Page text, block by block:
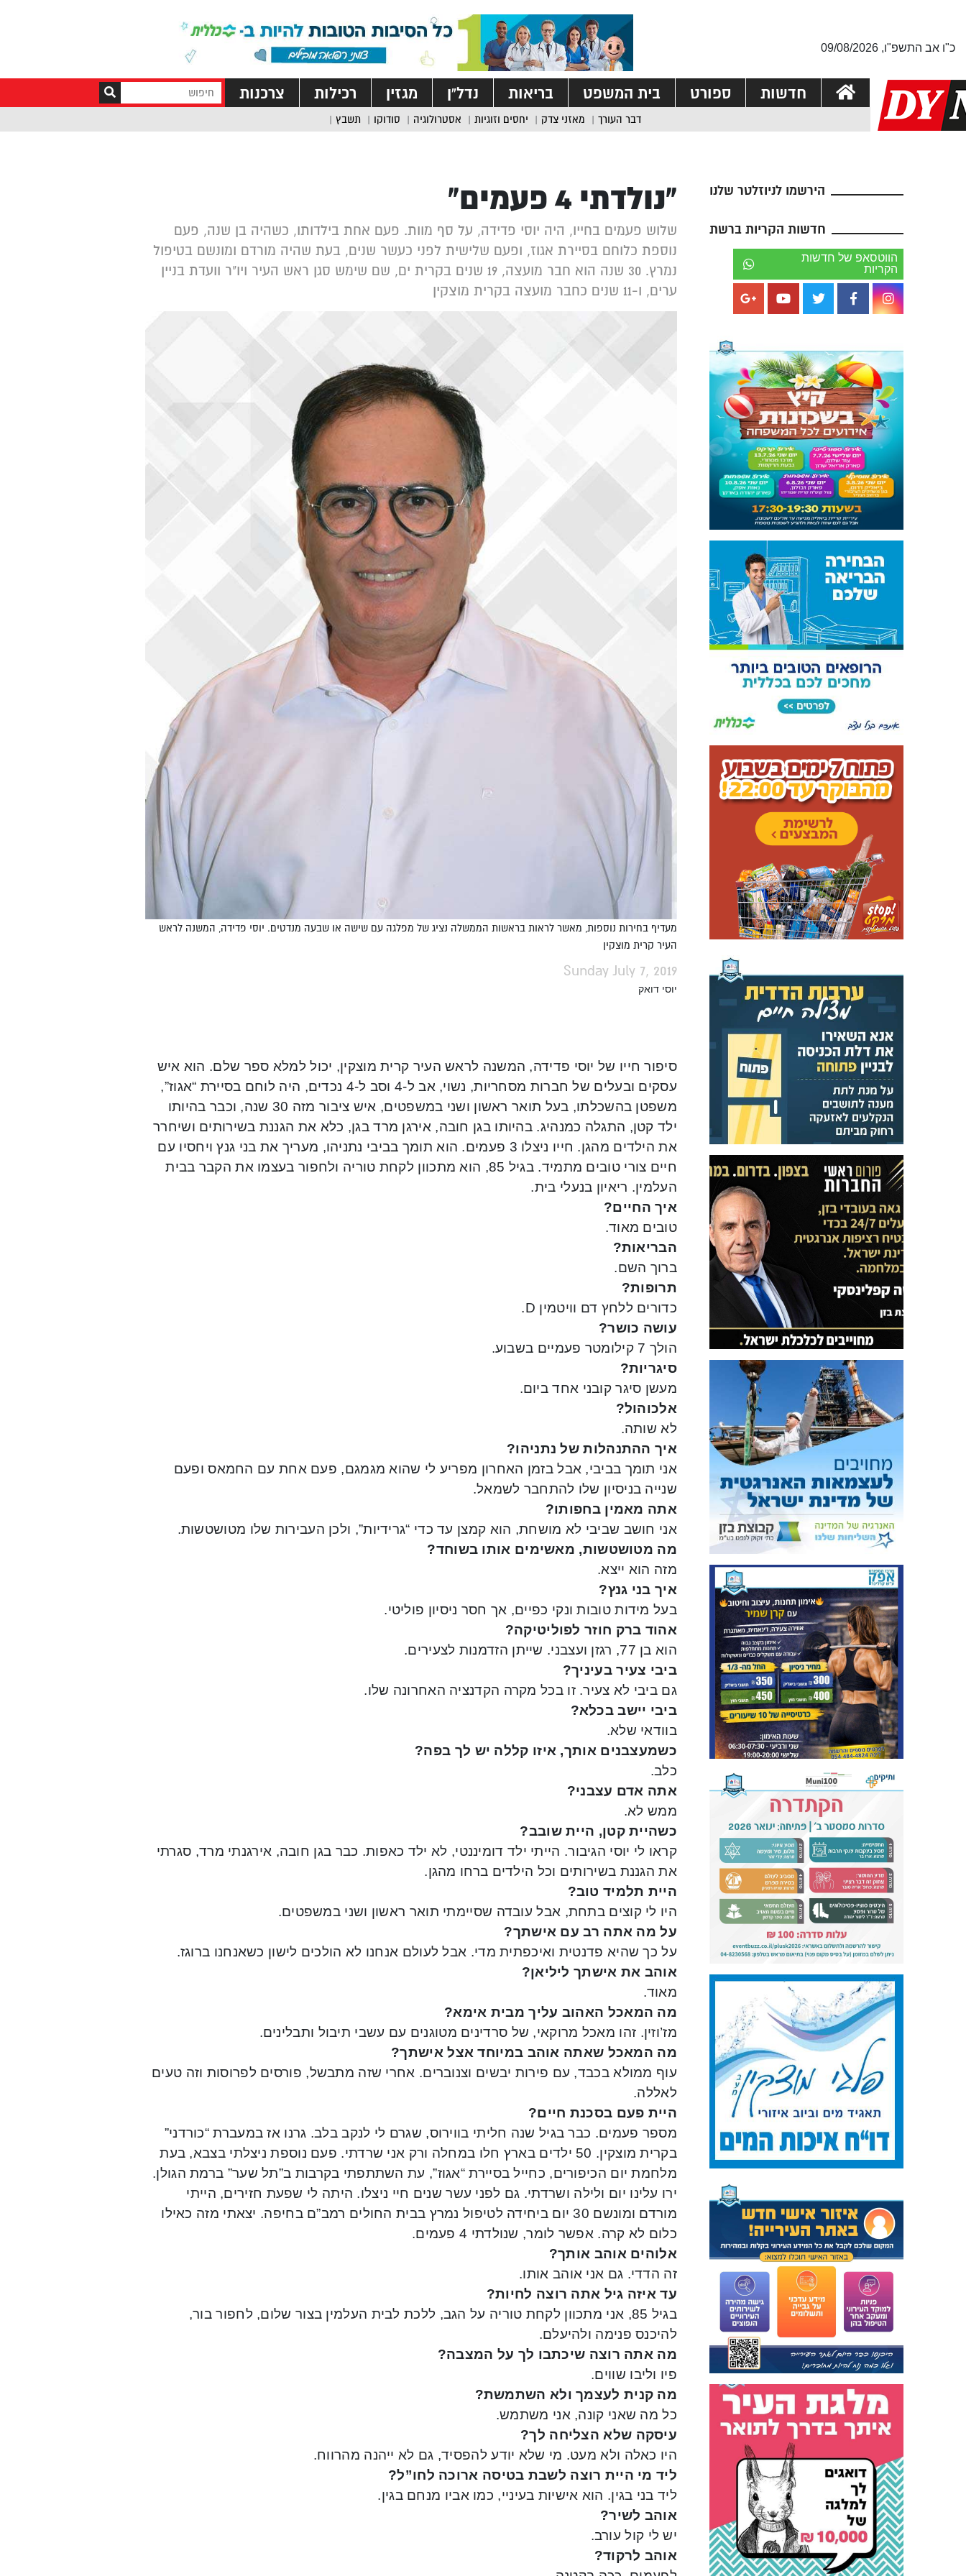
כ"ו אב התשפ"ו, 09/08/2026
חדשות ספורט בית המשפט בריאות נדל”ן מגזין רכילות צרכנות
דבר העורך מאזני צדק יחסים וזוגיות אסטרולוגיה סודוקו תשבץ
הירשמו לניוזלטר שלנו
חדשות הקריות ברשת
הווטסאפ של חדשות
הקריות
"נולדתי 4 פעמים"
שלוש פעמים בחייו, היה יוסי פדידה, על סף מוות. פעם אחת בילדותו, כשהיה בן שנה, פעם
נוספת כלוחם בסיירת אגוז, ופעם שלישית לפני כעשר שנים, בעת שהיה מורדם ומונשם בטיפול
נמרץ. 30 שנה הוא חבר מועצה, 19 שנים בקרית ים, שם שימש סגן ראש העיר ויו"ר וועדת בניין
ערים, ו-11 שנים כחבר מועצה בקרית מוצקין
מעדיף בחירות נוספות, מאשר לראות בראשות הממשלה נציג של מפלגה עם שישה או שבעה מנדטים. יוסי פדידה, המשנה לראש
העיר קרית מוצקין
Sunday July 7, 2019
יוסי דואק
סיפור חייו של יוסי פדידה, המשנה לראש העיר קרית מוצקין, יכול למלא ספר שלם. הוא איש
עסקים ובעלים של חברות מסחריות, נשוי, אב ל-4 וסב ל-4 נכדים, היה לוחם בסיירת “אגוז”,
משפטן בהשכלתו, בעל תואר ראשון ושני במשפטים, איש ציבור מזה 30 שנה, וכבר בהיותו
ילד קטן, התגלה כמנהיג. בהיותו בגן חובה, אירגן מרד בגן, כלא את הגננת בשירותים ושיחרר
את הילדים מהגן. חייו ניצלו 3 פעמים. הוא תומך בביבי נתניהו, מעריך את בני גנץ ויחסיו עם
חיים צורי טובים מתמיד. בגיל 85, הוא מתכוון לקחת טוריה ולחפור בעצמו את הקבר בבית
העלמין. ריאיון בנעלי בית.
איך החיים?
טובים מאוד.
הבריאות?
ברוך השם.
תרופות?
כדורים ללחץ דם וויטמין D.
עושה כושר?
הולך 7 קילומטר פעמיים בשבוע.
סיגריות?
מעשן סיגר קובני אחד ביום.
אלכוהול?
לא שותה.
איך ההתנהלות של נתניהו?
אני תומך בביבי, אבל בזמן האחרון מפריע לי שהוא מגמגם, פעם אחת עם החמאס ופעם
שנייה בניסיון שלו להתחבר לשמאל.
אתה מאמין בחפותו?
אני חושב שביבי לא מושחת, הוא קמצן עד כדי “גרידיות”, ולכן העבירות שלו מטושטשות.
מה מטושטשות, מאשימים אותו בשוחד?
מזה הוא ייצא.
איך בני גנץ?
בעל מידות טובות ונקי כפיים, אך חסר ניסיון פוליטי.
אהוד ברק חוזר לפוליטיקה?
הוא בן 77, רגזן ועצבני. שייתן הזדמנות לצעירים.
ביבי צעיר בעיניך?
גם ביבי לא צעיר. זו בכל מקרה הקדנציה האחרונה שלו.
ביבי יישב בכלא?
בוודאי שלא.
כשמעצבנים אותך, איזו קללה יש לך בפה?
כלב.
אתה אדם עצבני?
ממש לא.
כשהיית קטן, היית שובב?
קראו לי יוסי הגיבור. הייתי ילד דומיננטי, לא ילד כאפות. כבר בגן חובה, אירגנתי מרד, סגרתי
את הגננת בשירותים וכל הילדים ברחו מהגן.
היית תלמיד טוב?
היו לי קוצים בתחת, אבל עובדה שסיימתי תואר ראשון ושני במשפטים.
על מה אתה רב עם אישתך?
על כך שהיא פדנטית ואיכפתית מדי. אבל לעולם אנחנו לא הולכים לישון כשאנחנו ברוגז.
אוהב את אישתך ליליאן?
מאוד.
מה המאכל האהוב עליך מבית אימא?
מז’וזין. זהו מאכל מרוקאי, של סרדינים מטוגנים עם עשבי תיבול ותבלינים.
מה המאכל שאתה אוהב במיוחד אצל אישתך?
עוף ממולא בכבד, עם פירות יבשים וצנוברים. אחרי שזה מתבשל, פורסים לפרוסות וזה טעים
לאללה.
היית פעם בסכנת חיים?
מספר פעמים. כבר בגיל שנה חליתי בווירוס, שגרם לי לנקב בלב. גרנו אז במעברת “כורדני”
בקרית מוצקין. 50 ילדים בארץ חלו במחלה ורק אני שרדתי. פעם נוספת ניצלתי בצבא, בעת
מלחמת יום הכיפורים, כחייל בסיירת “אגוז”, עת השתתפתי בקרבות ב”תל שער” ברמת הגולן.
ירו עלינו יום ולילה ושרדתי. גם לפני עשר שנים חיי ניצלו. היתה לי שפעת חזירים, הייתי
מורדם ומונשם 30 יום ביחידה לטיפול נמרץ בבית החולים רמב”ם בחיפה. יצאתי מזה כאילו
כלום לא קרה. אפשר לומר, שנולדתי 4 פעמים.
אלוהים אוהב אותך?
זה הדדי. גם אני אוהב אותו.
עד איזה גיל אתה רוצה לחיות?
בגיל 85, אני מתכוון לקחת טוריה על הגב, ללכת לבית העלמין בצור שלום, לחפור בור,
להיכנס פנימה ולהיעלם.
מה אתה רוצה שיכתבו לך על המצבה?
פיו וליבו שווים.
מה קנית לעצמך ולא השתמשת?
כל מה שאני קונה, אני משתמש.
עיסקה שלא הצליחה לך?
היו כאלה ולא מעט. מי שלא יודע להפסיד, גם לא ייהנה מהרווח.
ליד מי היית רוצה לשבת בטיסה ארוכה לחו”ל?
ליד בני בגין. הוא אישיות בעיניי, כמו אביו מנחם בגין.
אוהב לשיר?
יש לי קול עורב.
אוהב לרקוד?